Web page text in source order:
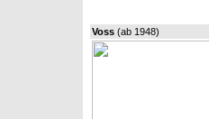
Voss (ab 1948)